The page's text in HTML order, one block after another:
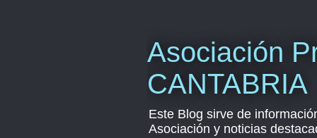
Asociación
CANTABRIA
Este Blog sirve de
Asociación y noticias